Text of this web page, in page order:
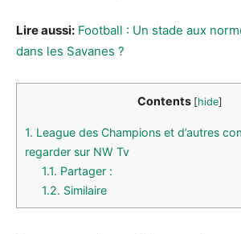
Lire aussi: Football : Un stade aux
dans les Savanes ?
Contents [hide]
1. League des Champions et d’autres
regarder sur NW Tv
1.1. Partager :
1.2. Similaire